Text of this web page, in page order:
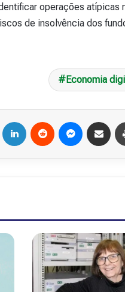
operações atípicas
de insolvência dos
Economia